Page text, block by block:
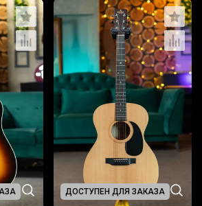
ДОСТУПЕН ДЛЯ ЗАКАЗА